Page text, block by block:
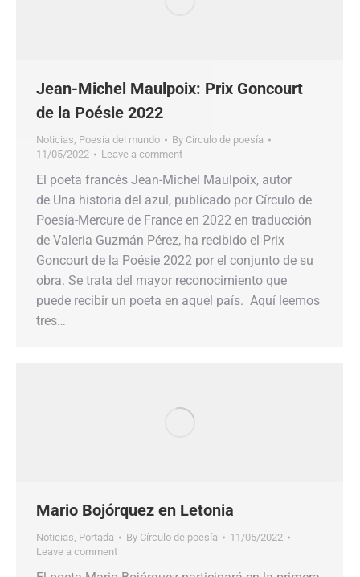
Jean-Michel Maulpoix: Prix Goncourt
de la Poésie 2022
Noticias, Poesía del mundo By Círculo de poesía
11/05/2022
Leave a comment
El poeta francés Jean-Michel Maulpoix, autor
de Una historia del azul, publicado por Círculo de
Poesía-Mercure de France en 2022 en traducción
de Valeria Guzmán Pérez, ha recibido el Prix
Goncourt de la Poésie 2022 por el conjunto de su
obra. Se trata del mayor reconocimiento que
puede recibir un poeta en aquel país. Aquí leemos
tres…
Mario Bojórquez en Letonia
Noticias, Portada By Círculo de poesía
11/05/2022
Leave a comment